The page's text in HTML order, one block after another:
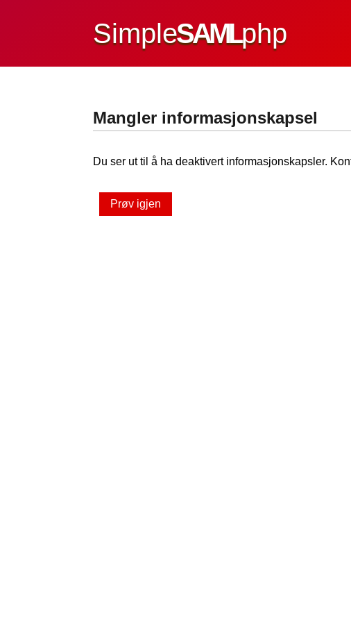
SimpleSAMLphp
Mangler informasjonskapsel
Du ser ut til å ha deaktivert informasjonskapsler.
Prøv igjen